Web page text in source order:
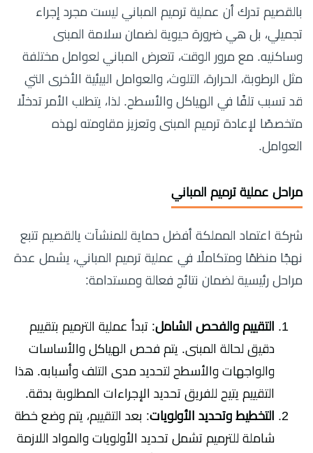
بالقصيم تدرك أن عملية ترميم المباني ليست مجرد إجراء
تجميلي، بل هي ضرورة حيوية لضمان سلامة المبنى
وساكنيه. مع مرور الوقت، تتعرض المباني لعوامل مختلفة
مثل الرطوبة، الحرارة، التلوث، والعوامل البيئية الأخرى التي
قد تسبب تلفًا في الهياكل والأسطح. لذا، يتطلب الأمر تدخلًا
متخصصًا لإعادة ترميم المبنى وتعزيز مقاومته لهذه
العوامل.
مراحل عملية ترميم المباني
شركة اعتماد المملكة أفضل حماية للمنشآت يالقصيم تتبع
نهجًا منظمًا ومتكاملًا في عملية ترميم المباني، يشمل عدة
مراحل رئيسية لضمان نتائج فعالة ومستدامة:
التقييم والفحص الشامل: تبدأ عملية الترميم بتقييم
دقيق لحالة المبنى. يتم فحص الهياكل والأساسات
والواجهات والأسطح لتحديد مدى التلف وأسبابه. هذا
التقييم يتيح للفريق تحديد الإجراءات المطلوبة بدقة.
التخطيط وتحديد الأولويات: بعد التقييم، يتم وضع خطة
شاملة للترميم تشمل تحديد الأولويات والمواد اللازمة